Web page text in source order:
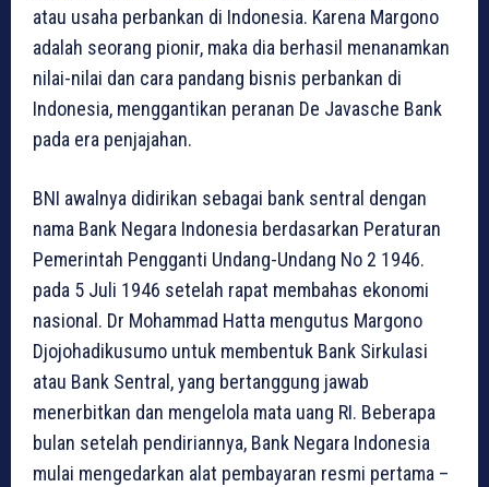
atau usaha perbankan di Indonesia. Karena Margono
adalah seorang pionir, maka dia berhasil menanamkan
nilai-nilai dan cara pandang bisnis perbankan di
Indonesia, menggantikan peranan De Javasche Bank
pada era penjajahan.
BNI awalnya didirikan sebagai bank sentral dengan
nama Bank Negara Indonesia berdasarkan Peraturan
Pemerintah Pengganti Undang-Undang No 2 1946.
pada 5 Juli 1946 setelah rapat membahas ekonomi
nasional. Dr Mohammad Hatta mengutus Margono
Djojohadikusumo untuk membentuk Bank Sirkulasi
atau Bank Sentral, yang bertanggung jawab
menerbitkan dan mengelola mata uang RI. Beberapa
bulan setelah pendiriannya, Bank Negara Indonesia
mulai mengedarkan alat pembayaran resmi pertama –